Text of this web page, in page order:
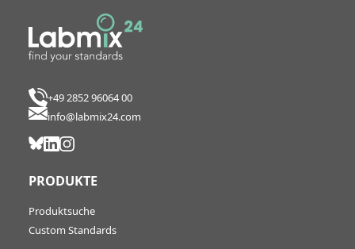
+49 2852 96064 00
info@labmix24.com
PRODUKTE
Produktsuche
Custom Standards